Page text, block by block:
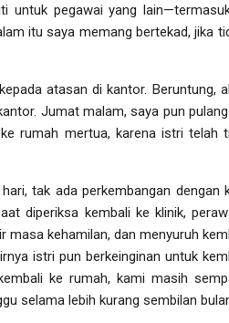
untuk pegawai yang
itu saya memang bertekad, jika
atasan di kantor. Beruntung,
Jumat malam, saya pun
rumah mertua, karena istri telah
tak ada perkembangan dengan
diperiksa kembali ke klinik,
masa kehamilan, dan menyuruh
istri pun berkeinginan untuk
ke rumah, kami masih
selama lebih kurang sembilan